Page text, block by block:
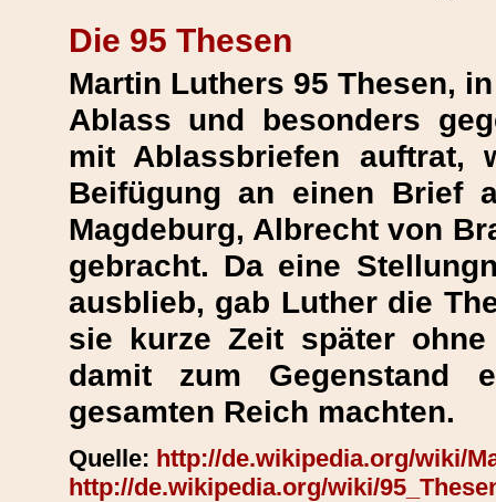
Die 95 Thesen
Martin Luthers 95 Thesen,
Ablass und besonders
mit Ablassbriefen auftrat,
Beifügung an einen Brief
Magdeburg, Albrecht von
gebracht. Da eine
ausblieb, gab Luther die
sie kurze Zeit später
damit zum Gegenstand
gesamten Reich machten.
Quelle: http://de.wikipedia.org/wiki/
http://de.wikipedia.org/wiki/